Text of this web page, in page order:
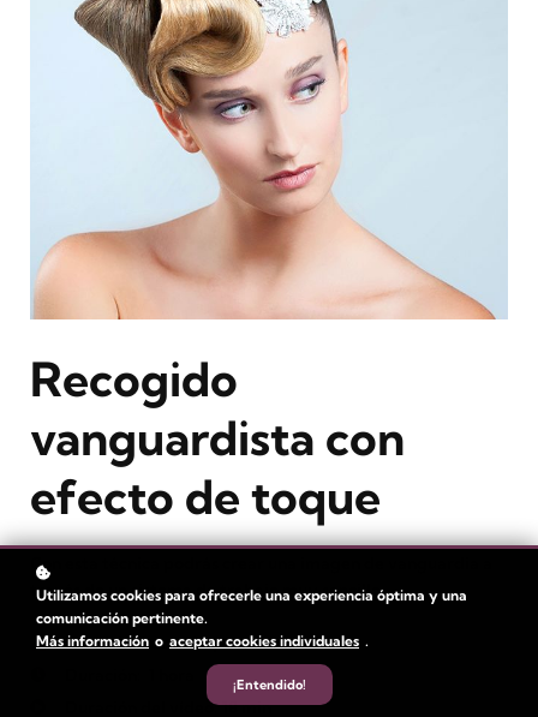
Recogido
vanguardista con
efecto de toque
Con esta técnica podrás crear una imagen de vanguardia a
través de un sistema de trabajo muy sencillo.
Nivel: intermedio y avanzado
Duración del vídeo: 18 min
Utilizamos cookies para ofrecerle una experiencia óptima y una
comunicación pertinente.
Más información o aceptar cookies individuales .
¡Entendido!